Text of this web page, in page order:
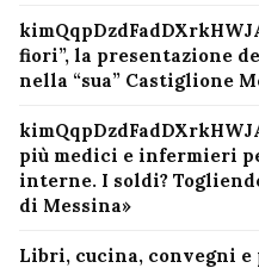
fiori”, la presentazione
nella “sua” Castiglione
più medici e infermieri
interne. I soldi?
di Messina»
Libri, cucina, convegni